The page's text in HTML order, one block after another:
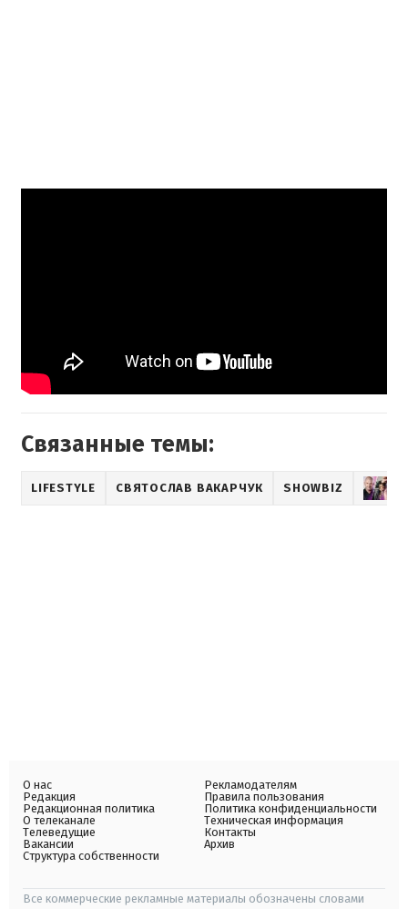
Связанные темы:
LIFESTYLE СВЯТОСЛАВ ВАКАРЧУК SHOWBIZ
О нас
Редакция
Редакционная политика
О телеканале
Телеведущие
Вакансии
Структура собственности
Рекламодателям
Правила пользования
Политика конфиденциальности
Техническая информация
Контакты
Архив
Все коммерческие рекламные материалы обозначены словами